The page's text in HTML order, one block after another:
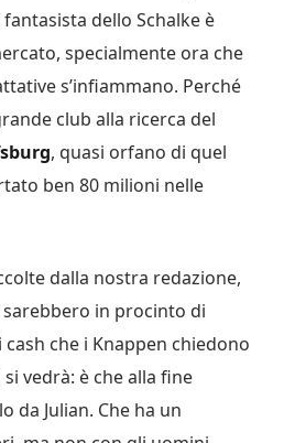
dello Schalke è
specialmente ora che
s’infiammano. Perché
club alla ricerca del
, quasi orfano di quel
ben 80 milioni nelle
dalla nostra redazione,
in procinto di
che i Knappen chiedono
vedrà: è che alla fine
da Julian. Che ha un